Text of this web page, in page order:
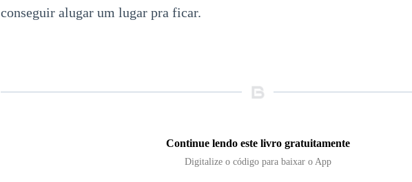
conseguir alugar um lugar pra ficar.
Continue lendo este livro gratuitamente
Digitalize o código para baixar o App